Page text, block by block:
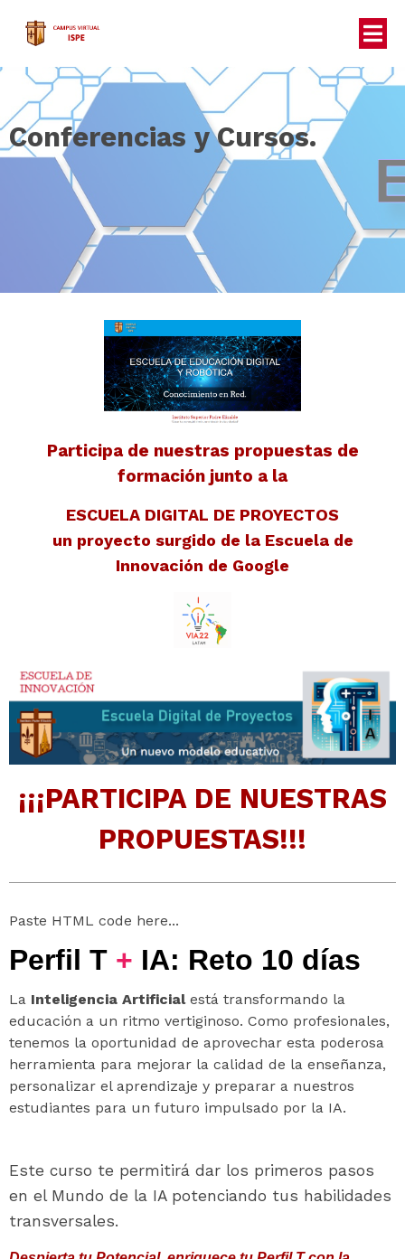
Conferencias y Cursos.
Participa de nuestras propuestas de
formación junto a la
ESCUELA DIGITAL DE PROYECTOS
un proyecto surgido de la Escuela de
Innovación de Google
¡¡¡PARTICIPA DE NUESTRAS
PROPUESTAS!!!
Paste HTML code here...
Perfil T + IA: Reto 10 días
La Inteligencia Artificial está transformando la
educación a un ritmo vertiginoso. Como profesionales,
tenemos la oportunidad de aprovechar esta poderosa
herramienta para mejorar la calidad de la enseñanza,
personalizar el aprendizaje y preparar a nuestros
estudiantes para un futuro impulsado por la IA.
Este curso te permitirá dar los primeros pasos
en el Mundo de la IA potenciando tus habilidades
transversales.